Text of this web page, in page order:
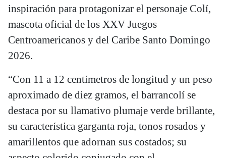
inspiración para protagonizar el personaje Colí,
mascota oficial de los XXV Juegos
Centroamericanos y del Caribe Santo Domingo
2026.
“Con 11 a 12 centímetros de longitud y un peso
aproximado de diez gramos, el barrancolí se
destaca por su llamativo plumaje verde brillante,
su característica garganta roja, tonos rosados y
amarillentos que adornan sus costados; su